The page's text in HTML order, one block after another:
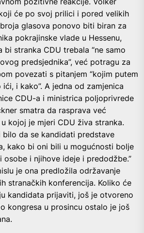
će po svoj prilici i pored velikih
glasova ponovo biti biran za
pokrajinske vlade u Hessenu,
bi stranka CDU trebala “ne samo
predsjednika”, već potragu za
povezati s pitanjem “kojim putem
ići, i kako”. A jedna od zamjenica
CDU-a i ministrica poljoprivrede
smatra da rasprava već
kojoj je mjeri CDU živa stranka.
bilo da se kandidati predstave
kako bi oni bili u mogućnosti bolje
osobe i njihove ideje i predodžbe.”
je ona predložila održavanje
stranačkih konferencija. Koliko će
kandidata prijaviti, još je otvoreno
kongresa u prosincu ostalo je još